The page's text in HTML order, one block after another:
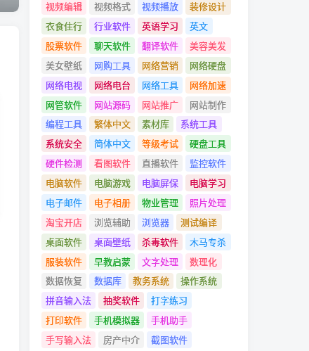
视频编辑
视频格式 视频播放
装修设计
衣食住行
行业软件 英语学习
英文
股票软件
聊天软件 翻译软件
美容美发
美女壁纸
网购工具 网络营销
网络硬盘
网络电视
网络电台 网络工具
网络加速
网管软件
网站源码 网站推广
网站制作
编程工具
繁体中文 素材库
系统工具
系统安全
简体中文 等级考试
硬盘工具
硬件检测
看图软件 直播软件
监控软件
电脑软件
电脑游戏 电脑屏保
电脑学习
电子邮件
电子相册 物业管理
照片处理
淘宝开店
浏览辅助 浏览器
测试编译
桌面软件
桌面壁纸 杀毒软件
木马专杀
服装软件
早教启蒙 文字处理
数理化
数据恢复
数据库 教务系统
操作系统
拼音输入法
抽奖软件
打字练习
打印软件
手机模拟器
手机助手
手写输入法
房产中介
截图软件